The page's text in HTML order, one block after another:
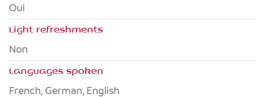
Oui
Light refreshments
Non
Languages spoken
French, German, English